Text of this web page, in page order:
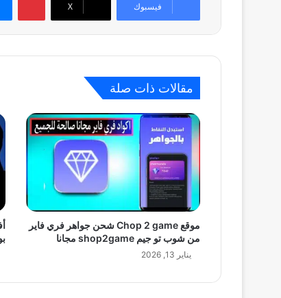
فيسبوك ‫X
مقالات ذات صلة
موقع Chop 2 game شحن جواهر فري فاير
من شوب تو جيم shop2game مجانا
يناير 13, 2026